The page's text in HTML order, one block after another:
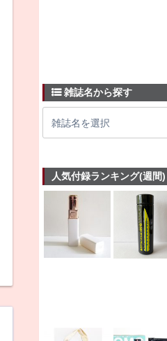
雑誌名から探す
人気付録ランキング(週間)